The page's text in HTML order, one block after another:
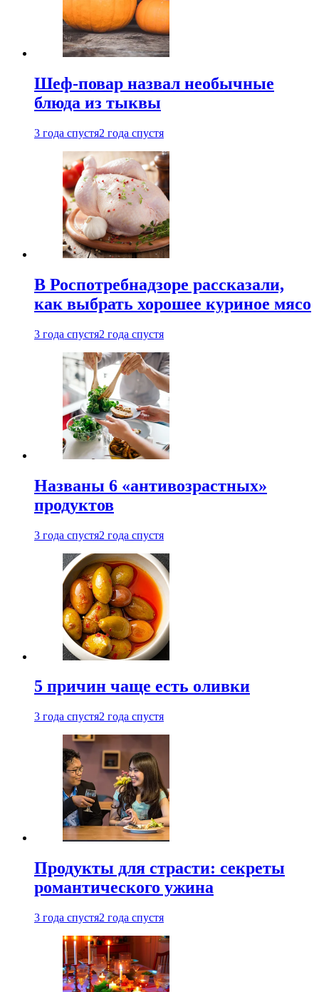
Шеф-повар назвал необычные
блюда из тыквы
3 года спустя2 года спустя
В Роспотребнадзоре рассказали,
как выбрать хорошее куриное мясо
3 года спустя2 года спустя
Названы 6 «антивозрастных»
продуктов
3 года спустя2 года спустя
5 причин чаще есть оливки
3 года спустя2 года спустя
Продукты для страсти: секреты
романтического ужина
3 года спустя2 года спустя